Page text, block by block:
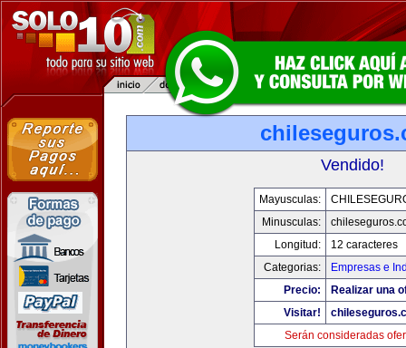
Vendido!
Mayusculas:
Minusculas:
Longitud:
12 caracteres
Categorias:
Empresas e
Precio:
Realizar una
Visitar!
Serán consideradas